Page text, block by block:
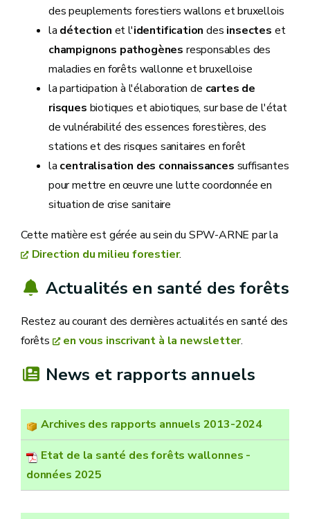
des peuplements forestiers wallons et bruxellois
la détection et l'identification des insectes et
champignons pathogènes responsables des
maladies en forêts wallonne et bruxelloise
la participation à l'élaboration de cartes de
risques biotiques et abiotiques, sur base de l'état
de vulnérabilité des essences forestières, des
stations et des risques sanitaires en forêt
la centralisation des connaissances suffisantes
pour mettre en œuvre une lutte coordonnée en
situation de crise sanitaire
Cette matière est gérée au sein du SPW-ARNE par la
Direction du milieu forestier.
Actualités en santé des forêts
Restez au courant des dernières actualités en santé des
forêts
en vous inscrivant à la newsletter.
News et rapports annuels
Archives des rapports annuels 2013-2024
Etat de la santé des forêts wallonnes -
données 2025